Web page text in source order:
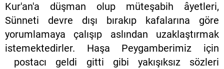
Kur'an'a düşman olup müteşabih âyetleri,
Sünneti devre dışı bırakıp kafalarına göre
yorumlamaya çalışıp aslından uzaklaştırmak
istemektedirler. Haşa Peygamberimiz için
postacı geldi gitti gibi yakışıksız sözleri